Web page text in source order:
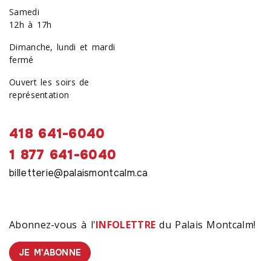
Abonnez-vous à l'INFOLETTRE du Palais Montcalm!
JE M'ABONNE
Samedi
12h à 17h
Dimanche, lundi et mardi
fermé
Ouvert les soirs de
représentation
418 641-6040
1 877 641-6040
billetterie@palaismontcalm.ca